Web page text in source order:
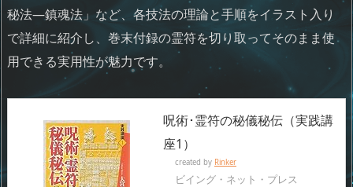
秘法―鎮魂法」など、各技法の理論と手順をイラスト入り
で詳細に紹介し、巻末付録の霊符を切り取ってそのまま使
用できる実用性が魅力です。
呪術･霊符の秘儀秘伝（実践講
座1）
created by Rinker
ビイング・ネット・プレス